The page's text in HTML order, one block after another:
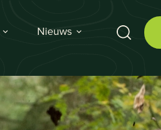
Nieuws